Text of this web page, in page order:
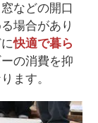
などの開口
場合があり
快適で暮ら
の消費を抑
ます。